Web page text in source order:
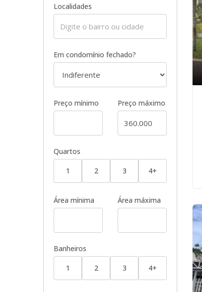
Localidades
Em condomínio fechado?
Preço mínimo Preço máximo
Quartos
1 2 3 4+
Área mínima Área máxima
Banheiros
1 2 3 4+